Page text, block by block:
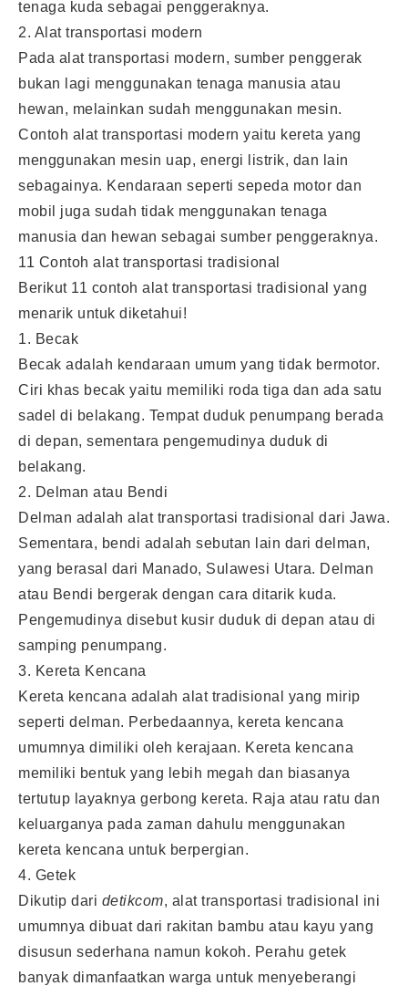
tenaga kuda sebagai penggeraknya.
2. Alat transportasi modern
Pada alat transportasi modern, sumber penggerak
bukan lagi menggunakan tenaga manusia atau
hewan, melainkan sudah menggunakan mesin.
Contoh alat transportasi modern yaitu kereta yang
menggunakan mesin uap, energi listrik, dan lain
sebagainya. Kendaraan seperti sepeda motor dan
mobil juga sudah tidak menggunakan tenaga
manusia dan hewan sebagai sumber penggeraknya.
11 Contoh alat transportasi tradisional
Berikut 11 contoh alat transportasi tradisional yang
menarik untuk diketahui!
1. Becak
Becak adalah kendaraan umum yang tidak bermotor.
Ciri khas becak yaitu memiliki roda tiga dan ada satu
sadel di belakang. Tempat duduk penumpang berada
di depan, sementara pengemudinya duduk di
belakang.
2. Delman atau Bendi
Delman adalah alat transportasi tradisional dari Jawa.
Sementara, bendi adalah sebutan lain dari delman,
yang berasal dari Manado, Sulawesi Utara. Delman
atau Bendi bergerak dengan cara ditarik kuda.
Pengemudinya disebut kusir duduk di depan atau di
samping penumpang.
3. Kereta Kencana
Kereta kencana adalah alat tradisional yang mirip
seperti delman. Perbedaannya, kereta kencana
umumnya dimiliki oleh kerajaan. Kereta kencana
memiliki bentuk yang lebih megah dan biasanya
tertutup layaknya gerbong kereta. Raja atau ratu dan
keluarganya pada zaman dahulu menggunakan
kereta kencana untuk berpergian.
4. Getek
Dikutip dari detikcom, alat transportasi tradisional ini
umumnya dibuat dari rakitan bambu atau kayu yang
disusun sederhana namun kokoh. Perahu getek
banyak dimanfaatkan warga untuk menyeberangi